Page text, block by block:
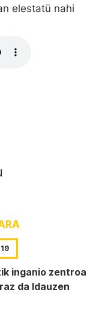
elestatü nahi
inganio zentroa
da Idauzen